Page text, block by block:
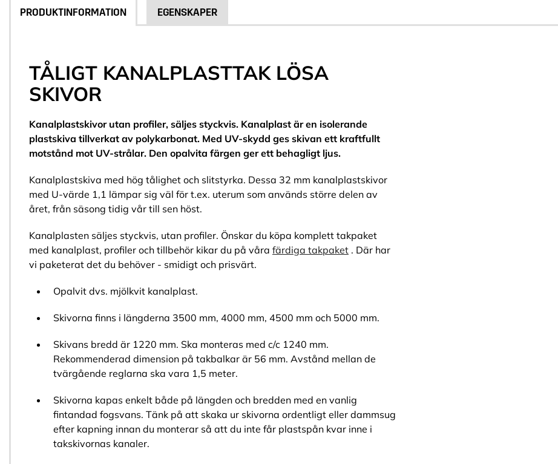
PRODUKTINFORMATION EGENSKAPER
TÅLIGT KANALPLASTTAK LÖSA
SKIVOR
Kanalplastskivor utan profiler, säljes styckvis. Kanalplast är en isolerande
plastskiva tillverkat av polykarbonat. Med UV-skydd ges skivan ett kraftfullt
motstånd mot UV-strålar. Den opalvita färgen ger ett behagligt ljus.
Kanalplastskiva med hög tålighet och slitstyrka. Dessa 32 mm kanalplastskivor
med U-värde 1,1 lämpar sig väl för t.ex. uterum som används större delen av
året, från säsong tidig vår till sen höst.
Kanalplasten säljes styckvis, utan profiler. Önskar du köpa komplett takpaket
med kanalplast, profiler och tillbehör kikar du på våra färdiga takpaket . Där har
vi paketerat det du behöver - smidigt och prisvärt.
Opalvit dvs. mjölkvit kanalplast.
Skivorna finns i längderna 3500 mm, 4000 mm, 4500 mm och 5000 mm.
Skivans bredd är 1220 mm. Ska monteras med c/c 1240 mm.
Rekommenderad dimension på takbalkar är 56 mm. Avstånd mellan de
tvärgående reglarna ska vara 1,5 meter.
Skivorna kapas enkelt både på längden och bredden med en vanlig
fintandad fogsvans. Tänk på att skaka ur skivorna ordentligt eller dammsug
efter kapning innan du monterar så att du inte får plastspån kvar inne i
takskivornas kanaler.